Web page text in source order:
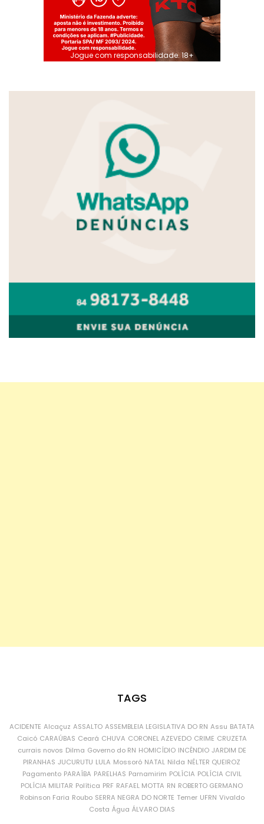
Jogue com responsabilidade. 18+
TAGS
ACIDENTE Alcaçuz ASSALTO ASSEMBLEIA LEGISLATIVA DO RN Assu BATATA
Caicó CARAÚBAS Ceará CHUVA CORONEL AZEVEDO CRIME CRUZETA
currais novos Dilma Governo do RN HOMICÍDIO INCÊNDIO JARDIM DE
PIRANHAS JUCURUTU LULA Mossoró NATAL Nilda NÉLTER QUEIROZ
Pagamento PARAÍBA PARELHAS Parnamirim POLÍCIA POLÍCIA CIVIL
POLÍCIA MILITAR Política PRF RAFAEL MOTTA RN ROBERTO GERMANO
Robinson Faria Roubo SERRA NEGRA DO NORTE Temer UFRN Vivaldo
Costa Água ÁLVARO DIAS